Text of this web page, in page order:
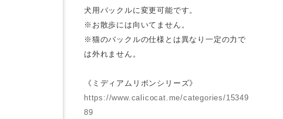
犬用バックルに変更可能です。
※お散歩には向いてません。
※猫のバックルの仕様とは異なり一定の力で
は外れません。
《ミディアムリボンシリーズ》
https://www.calicocat.me/categories/15349
89